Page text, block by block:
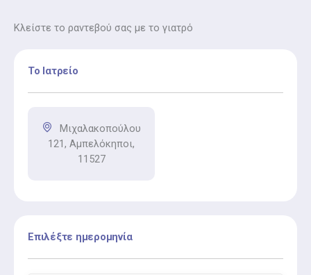
Κλείστε το ραντεβού σας με το γιατρό
Το Ιατρείο
Μιχαλακοπούλου
121, Αμπελόκηποι,
11527
Επιλέξτε ημερομηνία